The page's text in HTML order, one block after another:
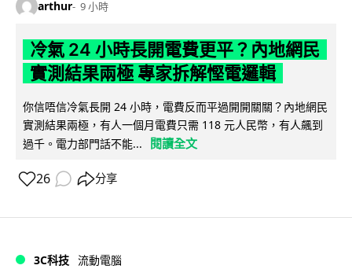
arthur 9 小時
冷氣 24 小時長開電費更平？內地網民
實測結果兩極 專家拆解慳電邏輯
你信唔信冷氣長開 24 小時，電費反而平過開開關關？內地網民
實測結果兩極，有人一個月電費只需 118 元人民幣，有人飆到
過千。電力部門話不能...
閱讀全文
26 分享
3C科技 流動電腦